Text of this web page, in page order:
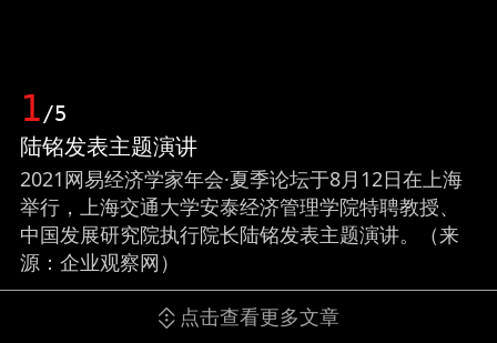
1/5
陆铭发表主题演讲
2021网易经济学家年会·夏季论坛于8月12日在上海
举行，上海交通大学安泰经济管理学院特聘教授、
中国发展研究院执行院长陆铭发表主题演讲。（来
源：企业观察网）
点击查看更多文章